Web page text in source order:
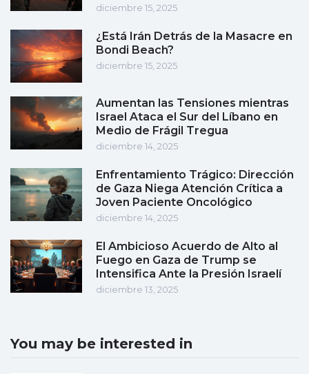
diciembre 15, 2025
¿Está Irán Detrás de la Masacre en
Bondi Beach?
diciembre 15, 2025
Aumentan las Tensiones mientras
Israel Ataca el Sur del Líbano en
Medio de Frágil Tregua
diciembre 14, 2025
Enfrentamiento Trágico: Dirección
de Gaza Niega Atención Crítica a
Joven Paciente Oncológico
diciembre 14, 2025
El Ambicioso Acuerdo de Alto al
Fuego en Gaza de Trump se
Intensifica Ante la Presión Israelí
diciembre 13, 2025
You may be interested in